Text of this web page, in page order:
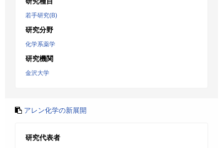
若手研究(B)
研究分野
化学系薬学
研究機関
金沢大学
アレン化学の新展開
研究代表者